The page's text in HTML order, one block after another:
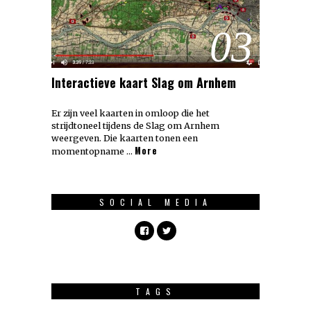
03
Interactieve kaart Slag om Arnhem
Er zijn veel kaarten in omloop die het
strijdtoneel tijdens de Slag om Arnhem
weergeven. Die kaarten tonen een
momentopname … More
SOCIAL MEDIA
TAGS